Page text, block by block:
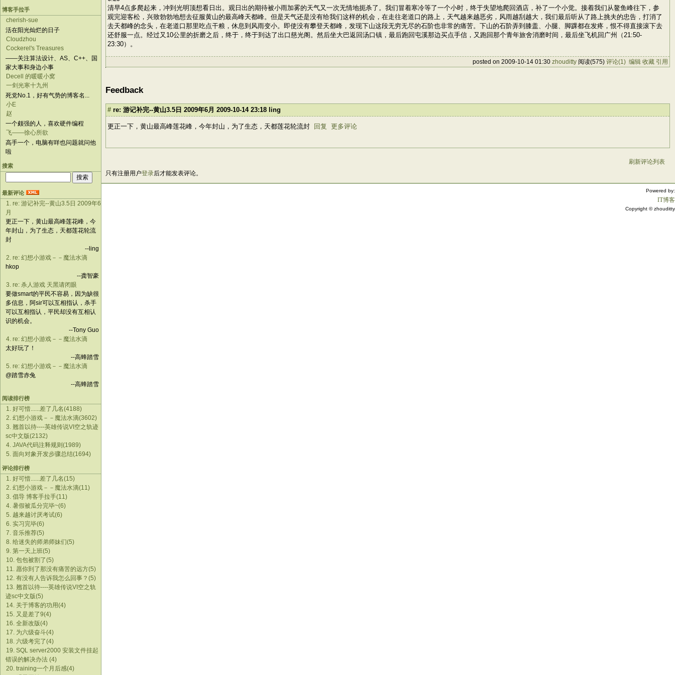
博客手拉手
cherish-sue
活在阳光灿烂的日子
Cloudzhou
Cockerel's Treasures
——关注算法设计、AS、C++、国
家大事和身边小事
Decell 的暖暖小窝
一剑光寒十九州
死党No.1，好有气势的博客名...
小E
赵
一个颇强的人，喜欢硬件编程
飞——徐心所欲
高手一个，电脑有咩也问题就问他
啦
搜索
最新评论
1. re: 游记补完--黄山3.5日 2009年6
月
更正一下，黄山最高峰莲花峰，今
年封山，为了生态，天都莲花轮流
封
--ling
2. re: 幻想小游戏－－魔法水滴
hkop
--龚智豪
3. re: 杀人游戏 天黑请闭眼
要做smart的平民不容易，因为缺很
多信息，阿sir可以互相指认，杀手
可以互相指认，平民却没有互相认
识的机会。
--Tony Guo
4. re: 幻想小游戏－－魔法水滴
太好玩了！
--高蜂踏雪
5. re: 幻想小游戏－－魔法水滴
@踏雪赤兔
--高蜂踏雪
阅读排行榜
1. 好可惜......差了几名(4188)
2. 幻想小游戏－－魔法水滴(3602)
3. 翘首以待----英雄传说VI空之轨迹
sc中文版(2132)
4. JAVA代码注释规则(1989)
5. 面向对象开发步骤总结(1694)
评论排行榜
1. 好可惜......差了几名(15)
2. 幻想小游戏－－魔法水滴(11)
3. 倡导 博客手拉手(11)
4. 暑假被瓜分完毕~(6)
5. 越来越讨厌考试(6)
6. 实习完毕(6)
7. 音乐推荐(5)
8. 给迷失的师弟师妹们(5)
9. 第一天上班(5)
10. 包包被割了(5)
11. 愿你到了那没有痛苦的远方(5)
12. 有没有人告诉我怎么回事？(5)
13. 翘首以待----英雄传说VI空之轨
迹sc中文版(5)
14. 关于博客的功用(4)
15. 又是差了9(4)
16. 全新改版(4)
17. 为六级奋斗(4)
18. 六级考完了(4)
19. SQL server2000 安装文件挂起
错误的解决办法 (4)
20. training一个月后感(4)
清早4点多爬起来，冲到光明顶想看日出。观日出的期待被小雨加雾的天气又一次无情地扼杀了。我们冒着寒冷等了一个小时，终于失望地爬回酒店，补了一个小觉。接着我们从鳌鱼峰往下，参
观完迎客松，兴致勃勃地想去征服黄山的最高峰天都峰。但是天气还是没有给我们这样的机会，在走往老道口的路上，天气越来越恶劣，风雨越刮越大，我们最后听从了路上挑夫的忠告，打消了
去天都峰的念头，在老道口那里吃点干粮，休息到风雨变小。即使没有攀登天都峰，发现下山这段无穷无尽的石阶也非常的痛苦。下山的石阶弄到膝盖、小腿、脚踝都在发疼，恨不得直接滚下去
还舒服一点。经过又10公里的折磨之后，终于，终于到达了出口慈光阁。然后坐大巴返回汤口镇，最后跑回屯溪那边买点手信，又跑回那个青年旅舍消磨时间，最后坐飞机回广州（21:50-
23:30）。
posted on 2009-10-14 01:30 zhouditty 阅读(575) 评论(1) 编辑 收藏 引用
Feedback
# re: 游记补完--黄山3.5日 2009年6月 2009-10-14 23:18 ling
更正一下，黄山最高峰莲花峰，今年封山，为了生态，天都莲花轮流封 回复 更多评论
刷新评论列表
只有注册用户登录后才能发表评论。
Powered by:
IT博客
Copyright © zhouditty